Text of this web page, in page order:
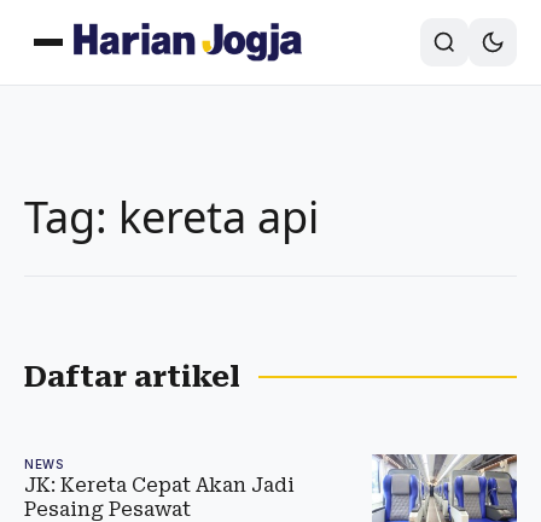
Tag: kereta api
Daftar artikel
NEWS
JK: Kereta Cepat Akan Jadi
Pesaing Pesawat